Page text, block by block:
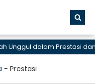
dalam Prestasi dan
- Prestasi